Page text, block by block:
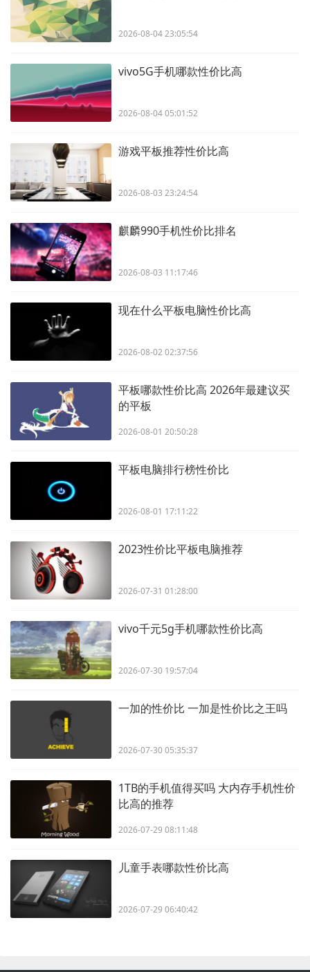
2026-08-04 23:05:54
vivo5G手机哪款性价比高
2026-08-04 05:01:52
游戏平板推荐性价比高
2026-08-03 23:24:54
麒麟990手机性价比排名
2026-08-03 11:17:46
现在什么平板电脑性价比高
2026-08-02 02:37:56
平板哪款性价比高 2026年最建议买
的平板
2026-08-01 20:50:28
平板电脑排行榜性价比
2026-08-01 17:11:22
2023性价比平板电脑推荐
2026-07-31 01:28:00
vivo千元5g手机哪款性价比高
2026-07-30 19:57:04
一加的性价比 一加是性价比之王吗
2026-07-30 05:35:37
1TB的手机值得买吗 大内存手机性价
比高的推荐
2026-07-29 08:11:48
儿童手表哪款性价比高
2026-07-29 06:40:42